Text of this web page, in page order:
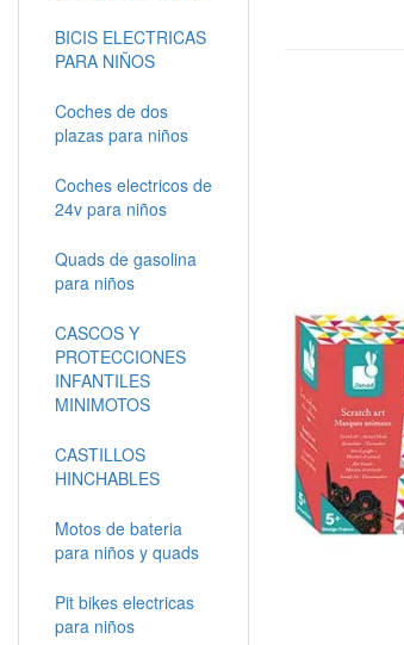
BICIS ELECTRICAS
PARA NIÑOS
Coches de dos
plazas para niños
Coches electricos de
24v para niños
Quads de gasolina
para niños
CASCOS Y
PROTECCIONES
INFANTILES
MINIMOTOS
CASTILLOS
HINCHABLES
Motos de bateria
para niños y quads
Pit bikes electricas
para niños